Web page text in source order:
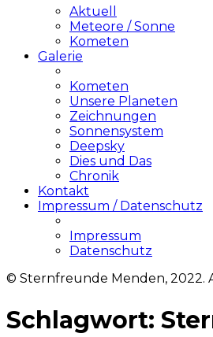
Aktuell
Meteore / Sonne
Kometen
Galerie
Kometen
Unsere Planeten
Zeichnungen
Sonnensystem
Deepsky
Dies und Das
Chronik
Kontakt
Impressum / Datenschutz
Impressum
Datenschutz
© Sternfreunde Menden, 2022.
Schlagwort: